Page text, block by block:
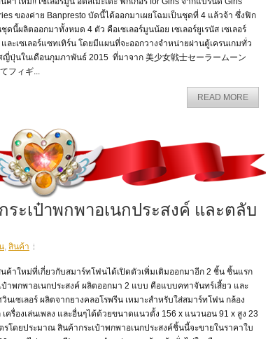
ของค่าย Banpresto บัดนี้ได้ออกมาเผยโฉมเป็นชุดที่ 4 แล้วจ้า ซึ่งฟิก
ชุดนี้ผลิตออกมาทั้งหมด 4 ตัว คือเซเลอร์มูนน้อย เซเลอร์ยูเรนัส เซเลอร์
และเซเลอร์แซทเทิร์น โดยมีแผนที่จะออกวางจำหน่ายผ่านตู้เครนเกมทั่ว
ญี่ปุ่นในเดือนกุมภาพันธ์ 2015 ที่มาจาก 美少女戦士セーラームーン
フィギ...
READ MORE
ะเป๋าพกพาอเนกประสงค์ และตลับ
, สินค้า
หม่ที่เกี่ยวกับสมาร์ทโฟนได้เปิดตัวเพิ่มเติมออกมาอีก 2 ชิ้น ชิ้นแรก
ป๋าพกพาอเนกประสงค์ ผลิตออกมา 2 แบบ คือแบบคทาจันทร์เสี้ยว และ
นเซเลอร์ ผลิตจากยางคลอโรพรีน เหมาะสำหรับใส่สมาร์ทโฟน กล้อง
ครื่องเล่นเพลง และอื่นๆได้ด้วยขนาดแนวตั้ง 156 x แนวนอน 91 x สูง 23
รโดยประมาณ สินค้ากระเป๋าพกพาอเนกประสงค์ชิ้นนี้จะขายในราคาใบ